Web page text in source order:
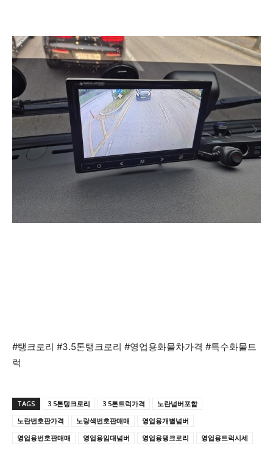
#탱크로리 #3.5톤탱크로리 #영업용화물차가격 #특수화물트
럭
TAGS 3.5톤탱크로리 3.5톤트럭가격
노란넘버포함
노란번호판가격
노랑색번호판매매
영업용개별넘버
영업용번호판매매
영업용임대넘버 영업용탱크로리
영업용트럭시세